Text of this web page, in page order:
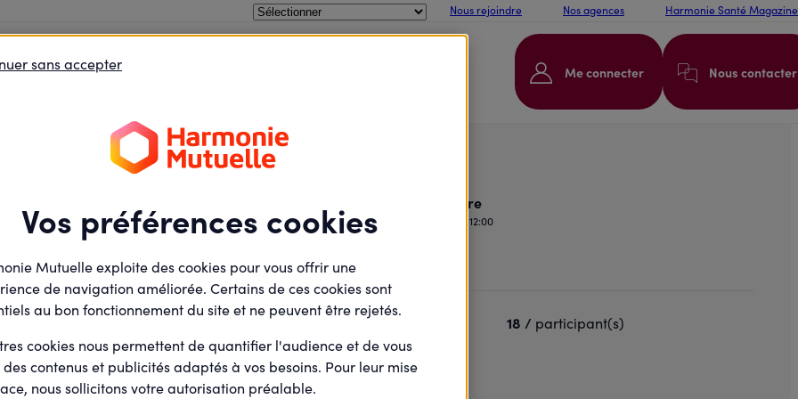
le débat Je défends des projets Me connecter Nous contacter
Nous rejoindre Nos agences Harmonie Santé Magazine
Soli'run 2024
Hippodrome d'Auteuil
Rue du Bois de Boulogne
Horaire
09:00 - 12:00
ParMathieu Gourdet
Animateur actions et
agoras (Salarié)
18 / participant(s)
Vos préférences cookies
Mutuelle exploite des cookies pour vous offrir une
de navigation améliorée. Certains de ces cookies sont
au bon fonctionnement du site et ne peuvent être rejetés.
cookies nous permettent de quantifier l'audience et de vous
contenus et publicités adaptés à vos besoins. Pour leur mise
nous sollicitons votre autorisation préalable.
sans accepter